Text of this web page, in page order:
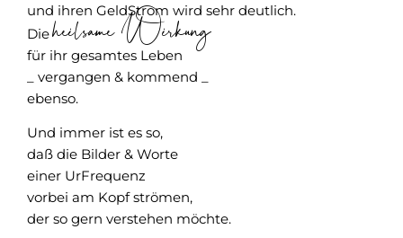
und ihren GeldStrom wird sehr deutlich.
Dieheilsame Wirkung
für ihr gesamtes Leben
_ vergangen & kommend _
ebenso.
Und immer ist es so,
daß die Bilder & Worte
einer UrFrequenz
vorbei am Kopf strömen,
der so gern verstehen möchte.